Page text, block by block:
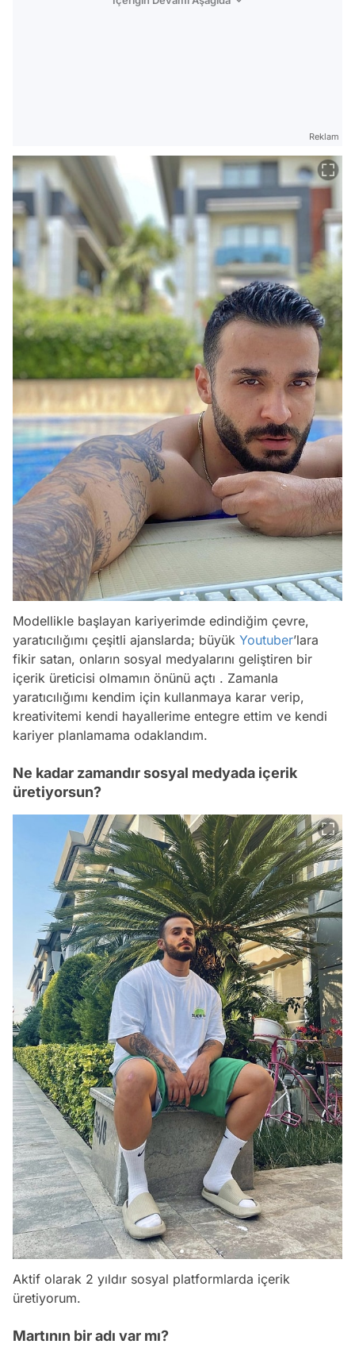
Reklam
Modellikle başlayan kariyerimde edindiğim çevre,
yaratıcılığımı çeşitli ajanslarda; büyük Youtuber’lara
fikir satan, onların sosyal medyalarını geliştiren bir
içerik üreticisi olmamın önünü açtı . Zamanla
yaratıcılığımı kendim için kullanmaya karar verip,
kreativitemi kendi hayallerime entegre ettim ve kendi
kariyer planlamama odaklandım.
Ne kadar zamandır sosyal medyada içerik
üretiyorsun?
Aktif olarak 2 yıldır sosyal platformlarda içerik
üretiyorum.
Martının bir adı var mı?